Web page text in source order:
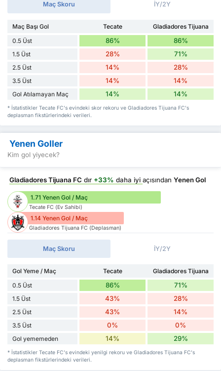
Maç Skoru İY/2Y
Maç Başı Gol Tecate
Gladiadores Tijuana
0.5 Üst
86% 86%
1.5 Üst 28% 71%
2.5 Üst 14% 28%
3.5 Üst 14% 14%
Gol Atılamayan Maç 14% 14%
* İstatistikler Tecate FC's evindeki skor rekoru ve Gladiadores Tijuana FC's
deplasman fikstürlerindeki verileri.
Yenen Goller
Kim gol yiyecek?
Gladiadores Tijuana FC dır +33% daha iyi açısından Yenen Gol
1.71 Yenen Gol / Maç
Tecate FC (Ev Sahibi)
1.14 Yenen Gol / Maç
Gladiadores Tijuana FC (Deplasman)
Maç Skoru İY/2Y
Gol Yeme / Maç Tecate
Gladiadores Tijuana
0.5 Üst
86% 71%
1.5 Üst 43% 28%
2.5 Üst 43% 14%
3.5 Üst 0% 0%
Gol yememeden 14% 29%
* İstatistikler Tecate FC's evindeki yenilgi rekoru ve Gladiadores Tijuana FC's
deplasman fikstürlerindeki verileri.